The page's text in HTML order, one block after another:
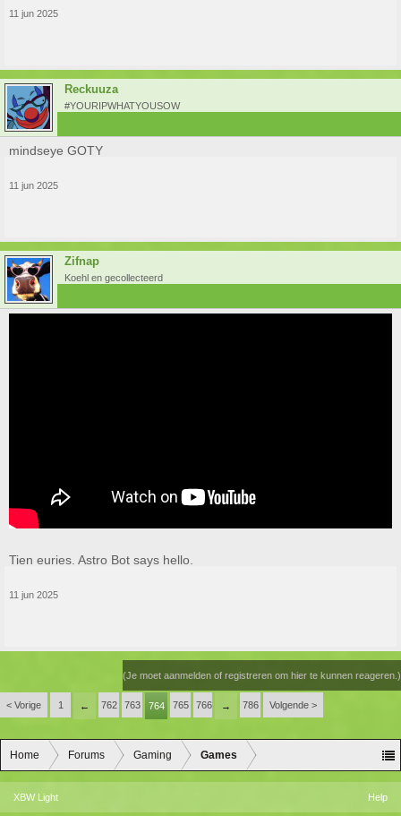
11 jun 2025
Reckuuza
#YOURIPWHATYOUSOW
mindseye GOTY
11 jun 2025
Zifnap
Koehl en gecollecteerd
Tien euries. Astro Bot says hello.
11 jun 2025
(Je moet aanmelden of registreren om hier te kunnen reageren.)
< Vorige 1 ← 762 763 764 765 766 → 786 Volgende >
Home Forums Gaming Games
XBW Light Help